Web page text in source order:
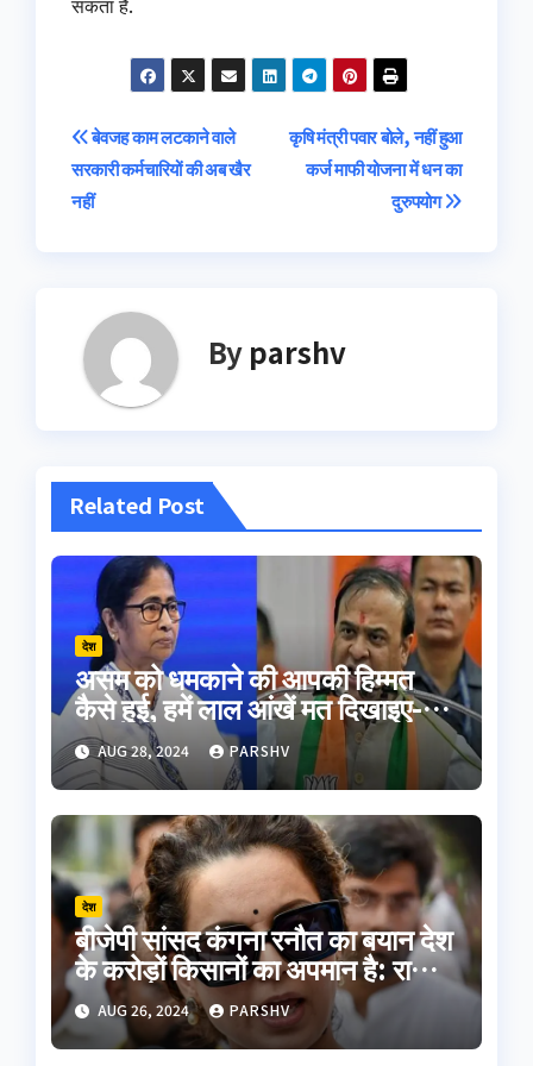
Post
navigation
कृषि मंत्री पवार बोले, नहीं हुआ
कर्ज माफी योजना में धन का
दुरुपयोग
बेवजह काम लटकाने वाले
सरकारी कर्मचारियों की अब खैर
नहीं
By parshv
Related Post
देश
असम को धमकाने की आपकी हिम्मत
कैसे हुई, हमें लाल आंखें मत दिखाइए-
हिमंत बिस्वा सरमा
AUG 28, 2024 PARSHV
देश
बीजेपी सांसद कंगना रनौत का बयान देश
के करोड़ों किसानों का अपमान है: राकेश
टिकैत
AUG 26, 2024 PARSHV